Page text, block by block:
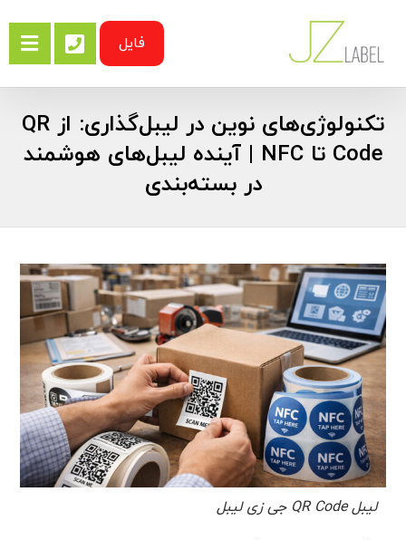
فایل
تکنولوژی‌های نوین در لیبل‌گذاری: از QR
Code تا NFC | آینده لیبل‌های هوشمند
در بسته‌بندی
لیبل QR Code جی زی لیبل